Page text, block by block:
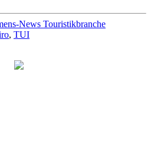
News Touristikbranche
, TUI